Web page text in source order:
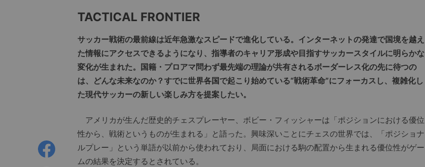
TACTICAL FRONTIER
サッカー戦術の最前線は近年急激なスピードで進化している。インターネットの発達で国境を越え
た情報にアクセスできるようになり、指導者のキャリア形成や目指すサッカースタイルに明らかな
変化が生まれた。国籍・プロアマ問わず最先端の理論が共有されるボーダーレス化の先に待つの
は、どんな未来なのか？すでに世界各国で起こり始めている“戦術革命”にフォーカスし、複雑化し
た現代サッカーの新しい楽しみ方を提案したい。
アメリカが生んだ歴史的チェスプレーヤー、ボビー・フィッシャーは「ポジションにおける優位
性から、戦術というものが生まれる」と語った。興味深いことにチェスの世界では、「ポジショナ
ルプレー」という単語が以前から使われており、局面における駒の配置から生まれる優位性がゲー
ムの結果を決定するとされている。